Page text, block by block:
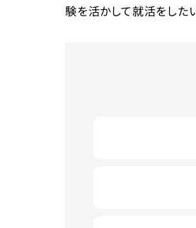
験を活かして就活をした